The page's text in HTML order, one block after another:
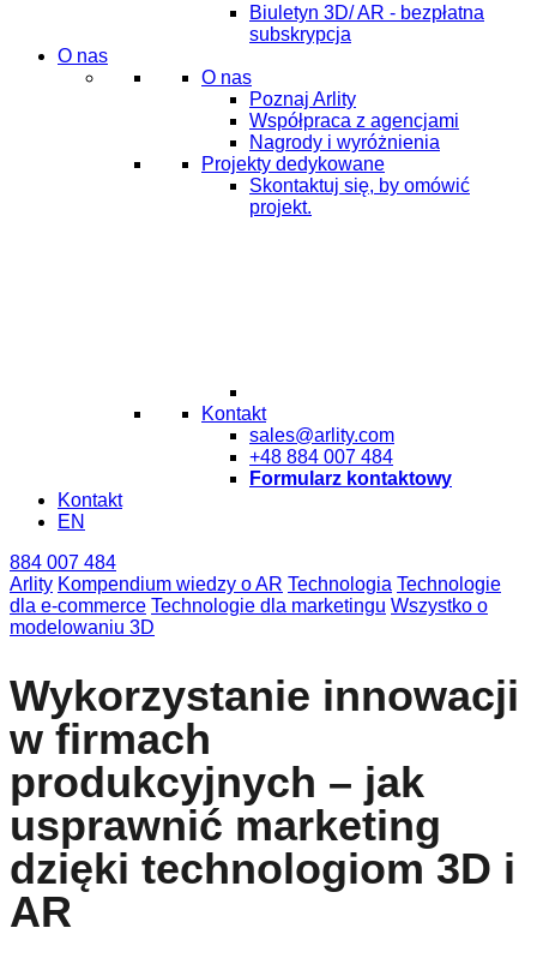
Biuletyn 3D/ AR - bezpłatna
subskrypcja
O nas
O nas
Poznaj Arlity
Współpraca z agencjami
Nagrody i wyróżnienia
Projekty dedykowane
Skontaktuj się, by omówić
projekt.
Kontakt
sales@arlity.com
+48 884 007 484
Formularz kontaktowy
Kontakt
EN
884 007 484
Arlity Kompendium wiedzy o AR Technologia Technologie
dla e-commerce Technologie dla marketingu Wszystko o
modelowaniu 3D
Wykorzystanie innowacji
w firmach
produkcyjnych – jak
usprawnić marketing
dzięki technologiom 3D i
AR